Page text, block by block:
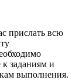
прислать всю
заданиям и
выполнения.